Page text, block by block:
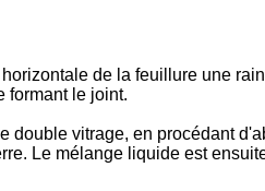
de la feuillure une
formant le joint.
vitrage, en procédant
Le mélange liquide est